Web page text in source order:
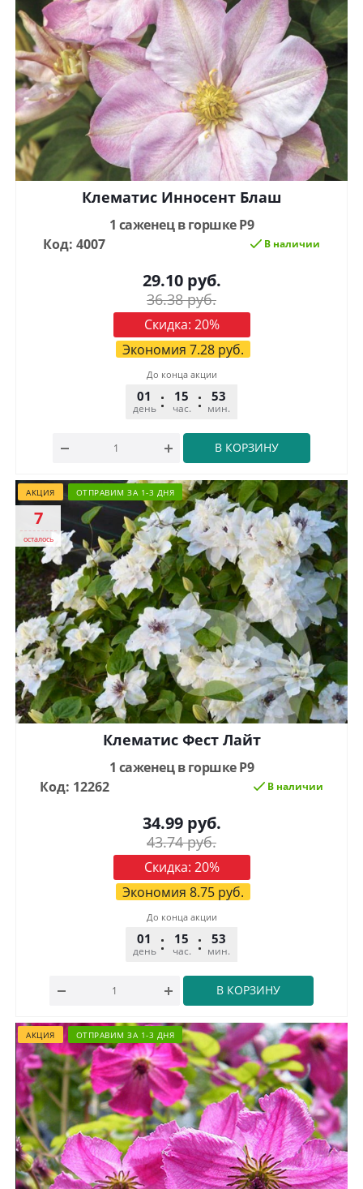
Клематис Инносент Блаш
1 саженец в горшке Р9
Код: 4007
В наличии
29.10руб.
36.38руб.
Скидка: 20%
Экономия 7.28руб.
В КОРЗИНУ
До конца акции
01
день
15
час.
53
мин.
АКЦИЯ ОТПРАВИМ ЗА 1-3 ДНЯ
7
осталось
Клематис Фест Лайт
1 саженец в горшке Р9
Код: 12262
В наличии
34.99руб.
43.74руб.
Скидка: 20%
Экономия 8.75руб.
В КОРЗИНУ
До конца акции
01
день
15
час.
53
мин.
АКЦИЯ ОТПРАВИМ ЗА 1-3 ДНЯ